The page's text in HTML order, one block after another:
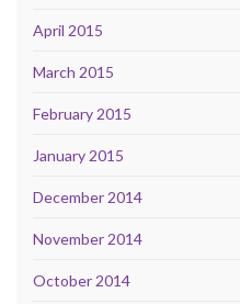
April 2015
March 2015
February 2015
January 2015
December 2014
November 2014
October 2014